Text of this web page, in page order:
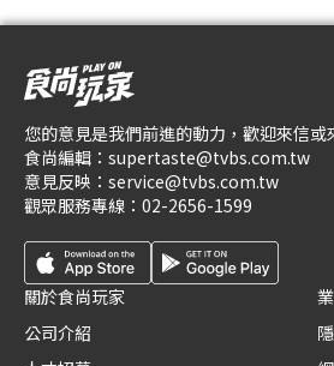
您的意見是我們前進的動力，歡迎來信或
食尚編輯： supertaste@tvbs.com.tw
意見反映： service@tvbs.com.tw
觀眾服務專線： 02-2656-1599
關於食尚玩家
公司介紹